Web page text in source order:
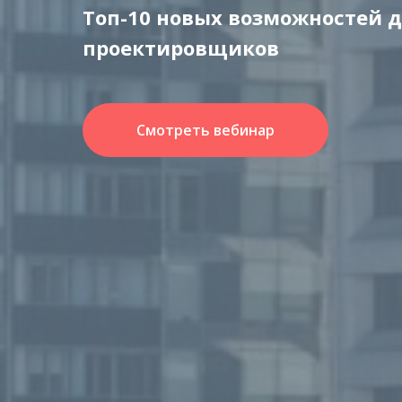
Топ-10 новых возможностей
проектировщиков
Смотреть вебинар